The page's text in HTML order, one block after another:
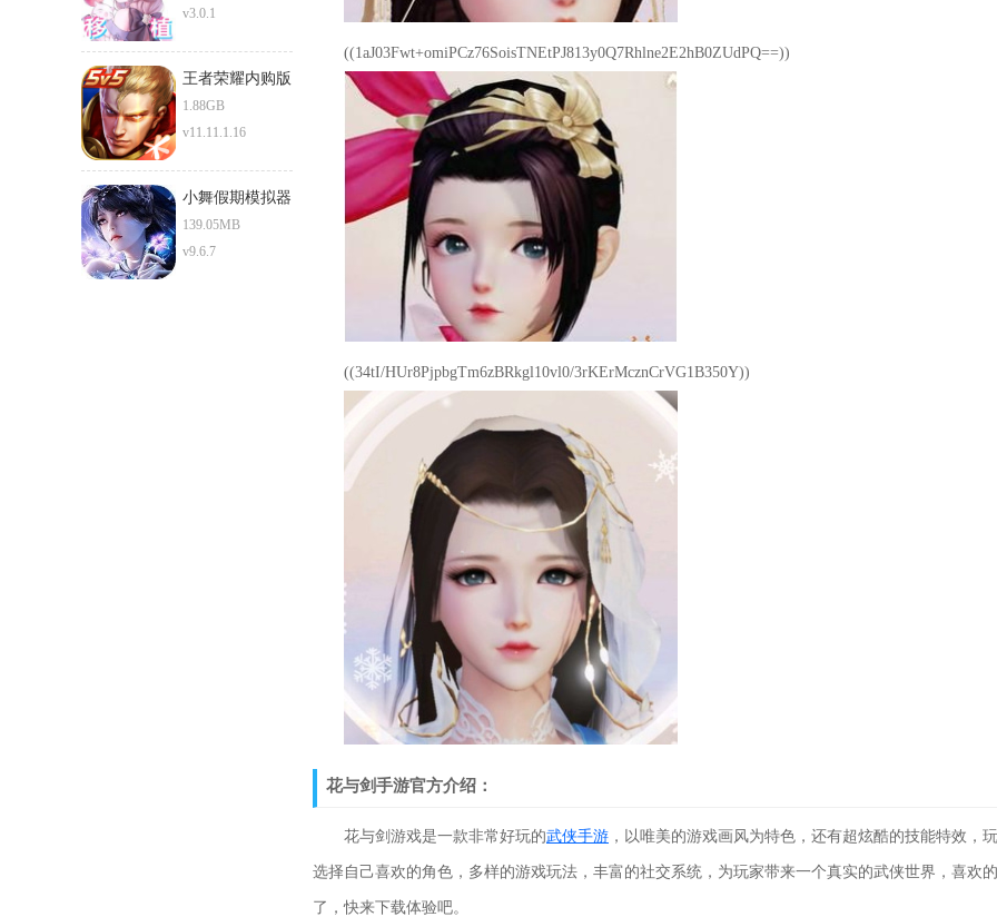
v3.0.1
王者荣耀内购版
1.88GB
v11.11.1.16
小舞假期模拟器
2.0
139.05MB
v9.6.7
((1aJ03Fwt+omiPCz76SoisTNEtPJ813y0Q7Rhlne2E2hB0ZUdPQ==))
((34tI/HUr8PjpbgTm6zBRkgl10vl0/3rKErMcznCrVG1B350Y))
花与剑手游官方介绍：
花与剑游戏是一款非常好玩的武侠手游 ，以唯美的游戏画风为特色，还有超炫酷的技能特效，
选择自己喜欢的角色，多样的游戏玩法，丰富的社交系统，为玩家带来一个真实的武侠世界，喜欢
了，快来下载体验吧。